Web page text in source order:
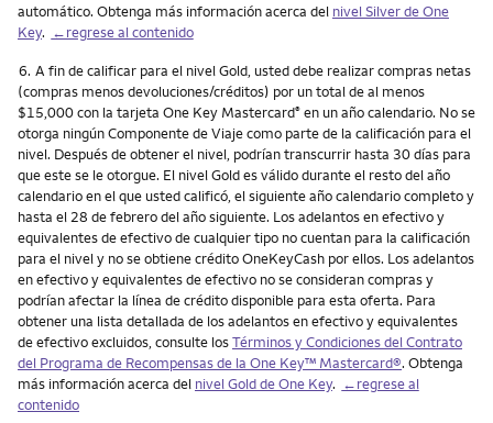
automático. Obtenga más información acerca del nivel Silver de One
Key. ←regrese al contenido
Nota
6. A fin de calificar para el nivel Gold, usted debe realizar compras netas
(compras menos devoluciones/créditos) por un total de al menos
$15,000 con la tarjeta One Key Mastercard® en un año calendario. No se
otorga ningún Componente de Viaje como parte de la calificación para el
nivel. Después de obtener el nivel, podrían transcurrir hasta 30 días para
que este se le otorgue. El nivel Gold es válido durante el resto del año
calendario en el que usted calificó, el siguiente año calendario completo y
hasta el 28 de febrero del año siguiente. Los adelantos en efectivo y
equivalentes de efectivo de cualquier tipo no cuentan para la calificación
para el nivel y no se obtiene crédito OneKeyCash por ellos. Los adelantos
en efectivo y equivalentes de efectivo no se consideran compras y
podrían afectar la línea de crédito disponible para esta oferta. Para
obtener una lista detallada de los adelantos en efectivo y equivalentes
de efectivo excluidos, consulte losTérminos y Condiciones del Contrato
del Programa de Recompensas de la One Key™ Mastercard®. Obtenga
más información acerca del nivel Gold de One Key. ←regrese al
contenido